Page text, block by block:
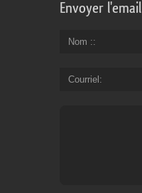
Envoyer l'email
Nom :
Courriel